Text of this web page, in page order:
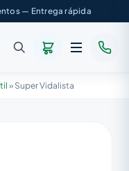
— Entrega rápida
» Super Vidalista